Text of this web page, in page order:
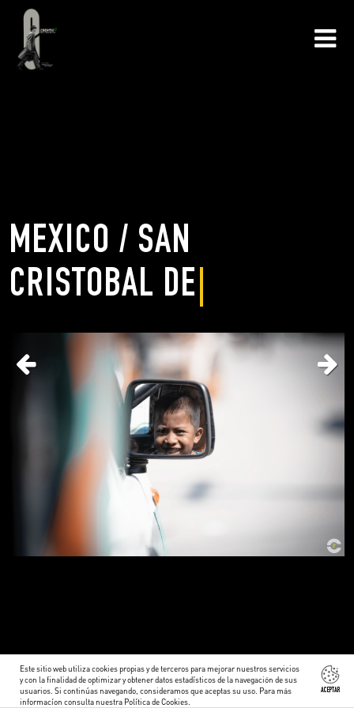
MEXICO / SAN
CRISTOBAL DE L
Este sitio web utiliza cookies propias y de terceros para mejorar nuestros servicios
y con la finalidad de optimizar y obtener datos estadísticos de la navegación de sus
usuarios. Si continúas navegando, consideramos que aceptas su uso. Para más
informacíon consulta nuestra Política de Cookies
ACEPTAR